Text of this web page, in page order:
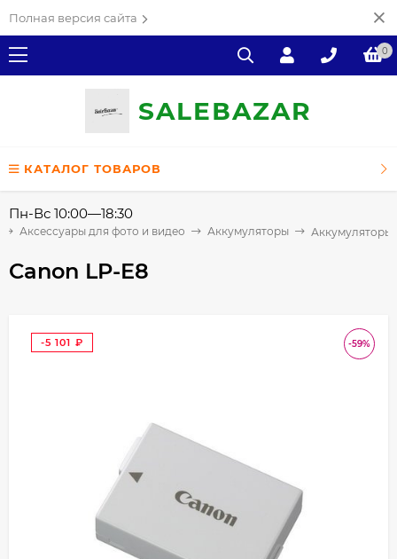
Полная версия сайта
0
SALEВAZAR
КАТАЛОГ ТОВАРОВ
Пн-Вс 10:00—18:30
Аксессуары для фото и видео Аккумуляторы Аккумуляторы
Canon LP-E8
-59%
-5 101